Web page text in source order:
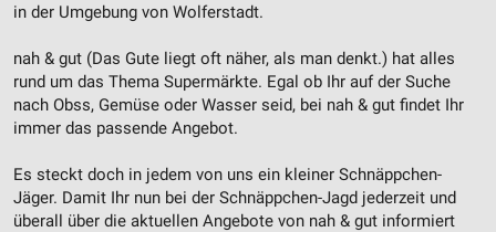
in der Umgebung von Wolferstadt.
nah & gut (Das Gute liegt oft näher, als man denkt.) hat alles
rund um das Thema Supermärkte. Egal ob Ihr auf der Suche
nach Obss, Gemüse oder Wasser seid, bei nah & gut findet Ihr
immer das passende Angebot.
Es steckt doch in jedem von uns ein kleiner Schnäppchen-
Jäger. Damit Ihr nun bei der Schnäppchen-Jagd jederzeit und
überall über die aktuellen Angebote von nah & gut informiert